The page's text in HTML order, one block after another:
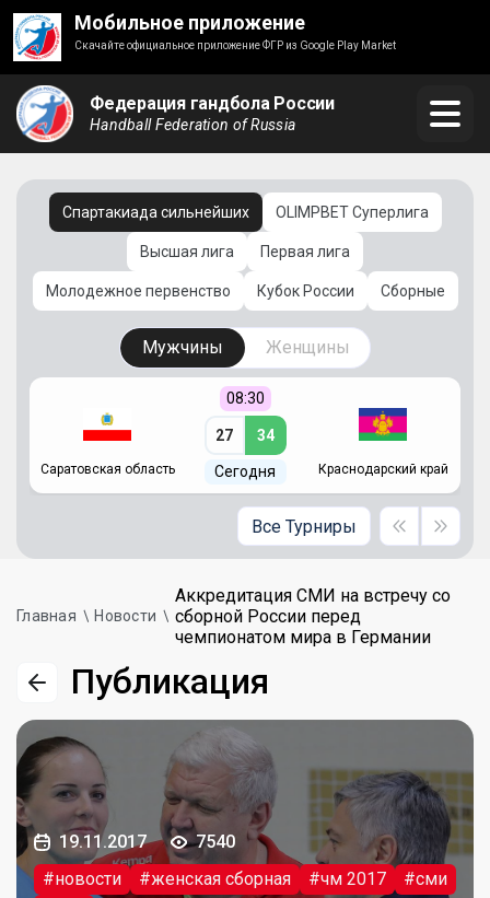
Мобильное приложение
Скачайте официальное приложение ФГР из Google Play Market
Федерация гандбола России
Handball Federation of Russia
Спартакиада сильнейших OLIMPBET Суперлига
Высшая лига Первая лига
Молодежное первенство Кубок России Сборные
Мужчины Женщины
Саратовская область
08:30
27 34
Сегодня Краснодарский край
Все Турниры
Главная Новости
Аккредитация СМИ на встречу со
сборной России перед
чемпионатом мира в Германии
Публикация
19.11.2017
7540
#новости
#женская сборная #чм 2017
#сми